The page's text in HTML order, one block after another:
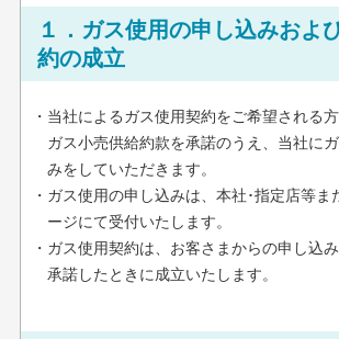
１．ガス使用の申し込みおよ
約の成立
・当社によるガス使用契約をご希望される
ガス小売供給約款を承諾のうえ、当社に
みをしていただきます。
・ガス使用の申し込みは、本社･指定店等ま
ージにて受付いたします。
・ガス使用契約は、お客さまからの申し込
承諾したときに成立いたします。